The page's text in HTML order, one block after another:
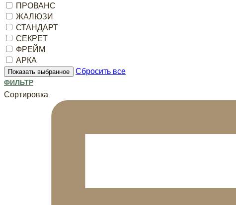
ПРОВАНС
ЖАЛЮЗИ
СТАНДАРТ
СЕКРЕТ
ФРЕЙМ
АРКА
Показать выбранное Сбросить все
ФИЛЬТР
Сортировка